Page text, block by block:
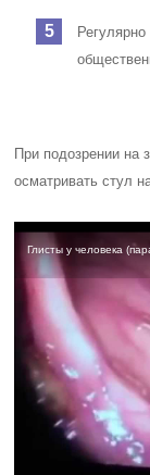
При подозрении на
осматривать стул